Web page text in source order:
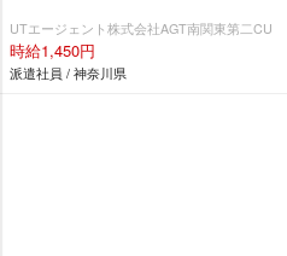
UTエージェント株式会社AGT南関東第二CU
時給1,450円
派遣社員 / 神奈川県